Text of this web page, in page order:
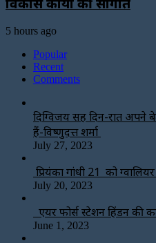
5 hours ago
Popular
Recent
Comments
दिग्विजय सिंह दिन-रात
हैं-विष्णुदत्त शर्मा
July 27, 2023
प्रियंका गांधी 21 को
July 20, 2023
एयर फोर्स स्टेशन हिंडन की
June 1, 2023